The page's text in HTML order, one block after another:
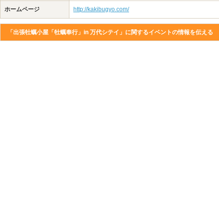
ホームページ http://kakibugyo.com/
「出張牡蠣小屋「牡蠣奉行」in 万代シテイ」に関するイベントの情報を伝える